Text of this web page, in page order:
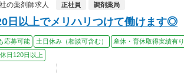
の薬剤師求人
正社員 調剤薬局
日以上でメリハリつけて働けます◎
応募可能 土日休み（相談可含む） 産休・育休取得実績有り
日120日以上